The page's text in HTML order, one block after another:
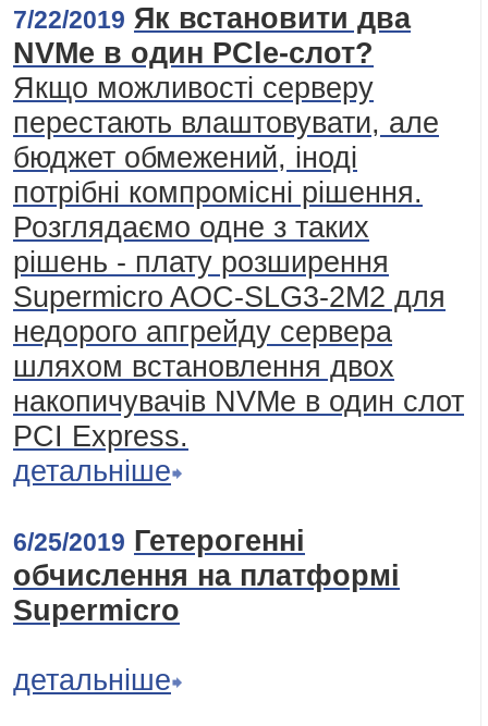
7/22/2019 Як встановити два
NVMe в один PCle-слот?
Якщо можливості серверу
перестають влаштовувати, але
бюджет обмежений, іноді
потрібні компромісні рішення.
Розглядаємо одне з таких
рішень - плату розширення
Supermicro AOC-SLG3-2M2 для
недорого апгрейду сервера
шляхом встановлення двох
накопичувачів NVMe в один слот
PCI Express.
детальніше
6/25/2019 Гетерогенні
обчислення на платформі
Supermicro
детальніше